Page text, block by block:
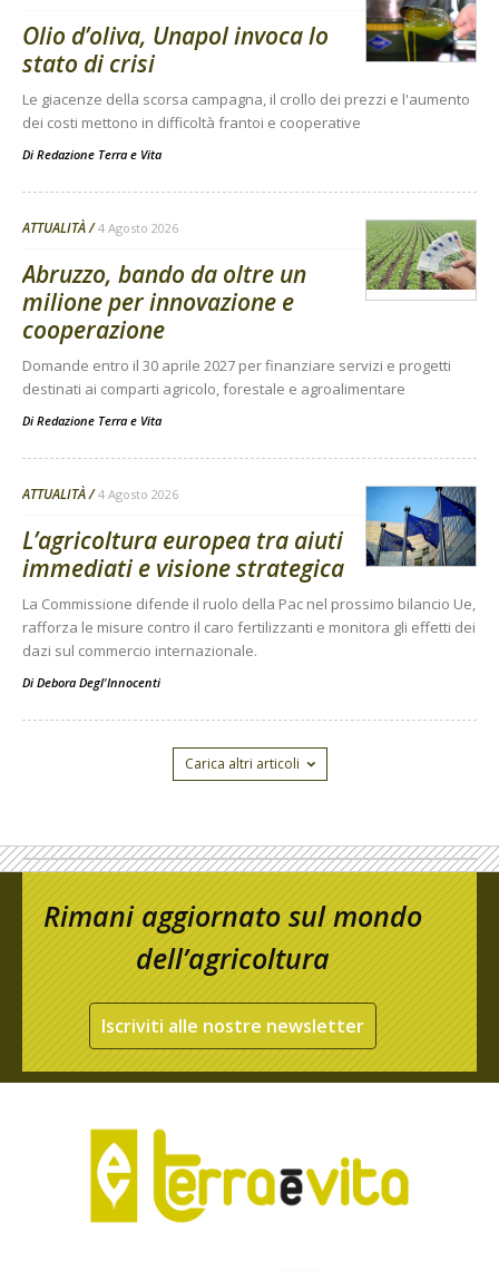
Olio d’oliva, Unapol invoca lo
stato di crisi
Le giacenze della scorsa campagna, il crollo dei prezzi e l'aumento
dei costi mettono in difficoltà frantoi e cooperative
Di Redazione Terra e Vita
ATTUALITÀ 4 Agosto 2026
Abruzzo, bando da oltre un
milione per innovazione e
cooperazione
Domande entro il 30 aprile 2027 per finanziare servizi e progetti
destinati ai comparti agricolo, forestale e agroalimentare
Di Redazione Terra e Vita
ATTUALITÀ 4 Agosto 2026
L’agricoltura europea tra aiuti
immediati e visione strategica
La Commissione difende il ruolo della Pac nel prossimo bilancio Ue,
rafforza le misure contro il caro fertilizzanti e monitora gli effetti dei
dazi sul commercio internazionale.
Di Debora Degl'Innocenti
Carica altri articoli
Rimani aggiornato sul mondo
dell’agricoltura
Iscriviti alle nostre newsletter